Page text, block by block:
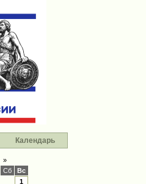
Календарь
»
Сб
Вс
1